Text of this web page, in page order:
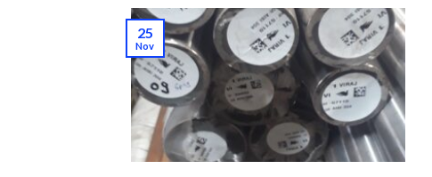
25
Nov